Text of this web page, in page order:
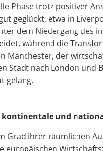
Phase trotz positiver
geglückt, etwa in
dem Niedergang des
während die
Manchester, der
Stadt nach London und
gelang.
kontinentale und
Grad ihrer räumlichen
europäischen